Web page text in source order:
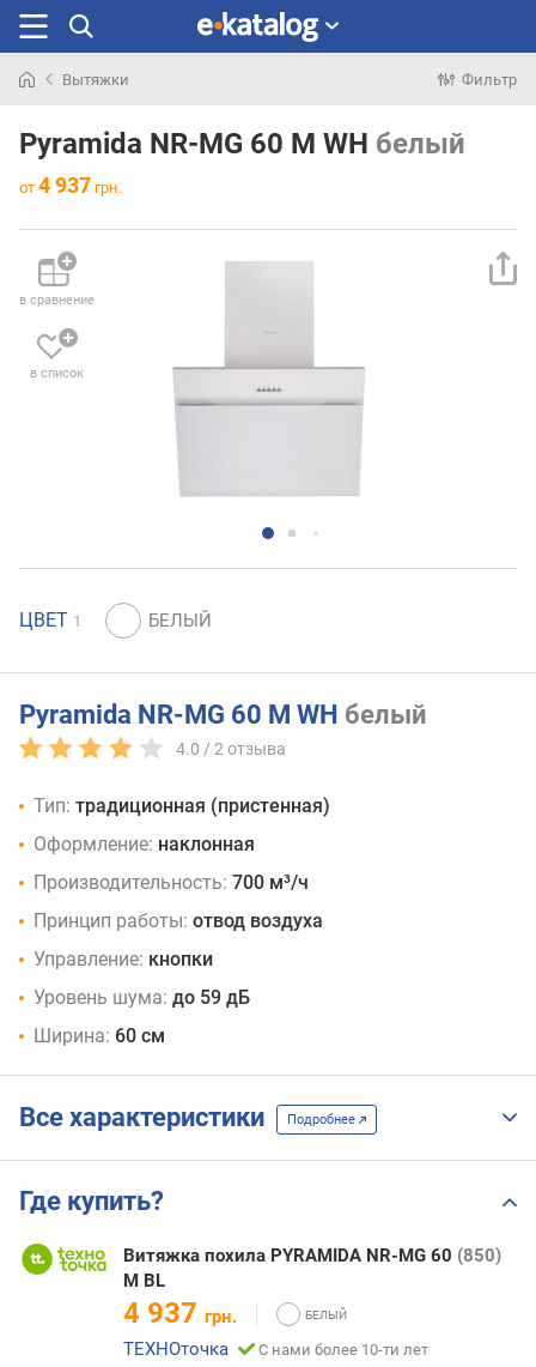
раньше
Вытяжки Фильтр
Pyramida NR-MG 60 M WH белый
от 4 937 грн.
в сравнение
в список
ЦВЕТ 1
Pyramida NR-MG 60 M WH белый
4.0 /2 отзыва
Тип: традиционная (пристенная)
Оформление: наклонная
Производительность: 700 м³/ч
Принцип работы: отвод воздуха
Управление: кнопки
Уровень шума: до 59 дБ
Ширина: 60 см
Все характеристики Подробнее
Где купить?
Витяжка похила PYRAMIDA NR-MG 60 (850)
M BL
4 937 грн.
ТЕХНОточка
С нами более 10-ти лет